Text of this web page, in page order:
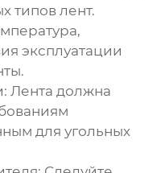
типов лент.
эксплуатации
Лента должна
для угольных